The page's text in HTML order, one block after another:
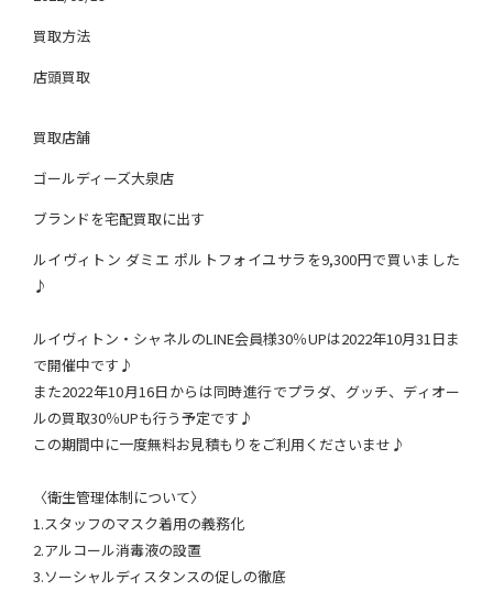
買取方法
店頭買取
買取店舗
ゴールディーズ大泉店
ブランドを宅配買取に出す
ルイヴィトン ダミエ ポルトフォイユサラを9,300円で買いました
♪
ルイヴィトン・シャネルのLINE会員様30％UPは2022年10月31日ま
で開催中です♪
また2022年10月16日からは同時進行でプラダ、グッチ、ディオー
ルの買取30％UPも行う予定です♪
この期間中に一度無料お見積もりをご利用くださいませ♪
〈衛生管理体制について〉
1.スタッフのマスク着用の義務化
2.アルコール消毒液の設置
3.ソーシャルディスタンスの促しの徹底